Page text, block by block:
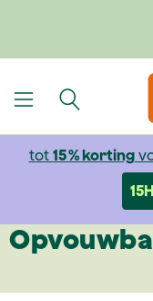
tot 15 % korting